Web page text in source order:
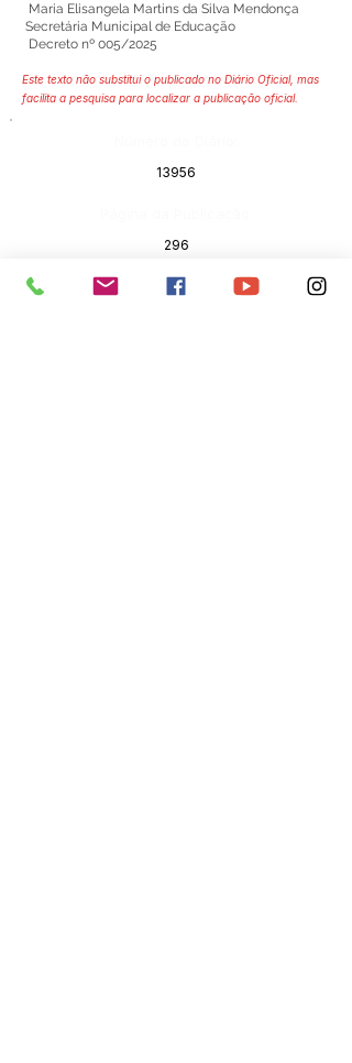
Maria Elisangela Martins da Silva Mendonça
Secretária Municipal de Educação
Decreto nº 005/2025
Este texto não substitui o publicado no Diário Oficial, mas
facilita a pesquisa para localizar a publicação oficial.
13956
296
Data da Publicação: